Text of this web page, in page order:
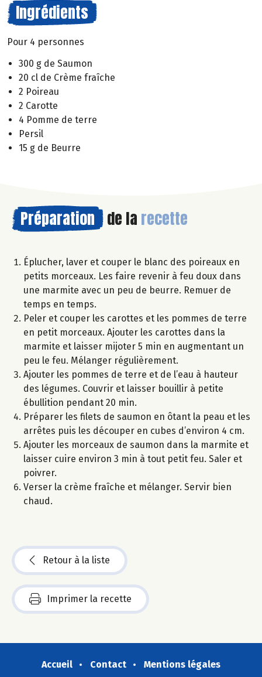
Ingrédients
Pour 4 personnes
300 g de Saumon
20 cl de Crème fraîche
2 Poireau
2 Carotte
4 Pomme de terre
Persil
15 g de Beurre
Préparation de la recette
Éplucher, laver et couper le blanc des poireaux en
petits morceaux. Les faire revenir à feu doux dans
une marmite avec un peu de beurre. Remuer de
temps en temps.
Peler et couper les carottes et les pommes de terre
en petit morceaux. Ajouter les carottes dans la
marmite et laisser mijoter 5 min en augmentant un
peu le feu. Mélanger régulièrement.
Ajouter les pommes de terre et de l’eau à hauteur
des légumes. Couvrir et laisser bouillir à petite
ébullition pendant 20 min.
Préparer les filets de saumon en ôtant la peau et les
arrêtes puis les découper en cubes d’environ 4 cm.
Ajouter les morceaux de saumon dans la marmite et
laisser cuire environ 3 min à tout petit feu. Saler et
poivrer.
Verser la crème fraîche et mélanger. Servir bien
chaud.
Retour à la liste
Imprimer la recette
Accueil Contact
Mentions légales